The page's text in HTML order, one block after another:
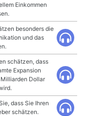
Einkommen
besonders die
und das
schätzen, dass
Expansion
Dollar
dass Sie Ihren
schätzen.